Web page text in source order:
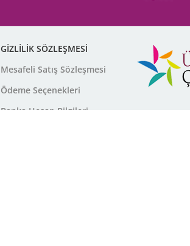
GİZLİLİK SÖZLEŞMESİ
Mesafeli Satış Sözleşmesi
Ödeme Seçenekleri
Banka Hesap Bilgileri